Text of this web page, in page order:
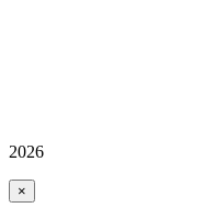
2026
×